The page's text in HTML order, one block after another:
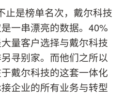
止是榜单名次，戴尔科技
一串漂亮的数据。40%
量客户选择与戴尔科技
寻别家。而他们之所以
戴尔科技的这套一体化
企业的所有业务与转型